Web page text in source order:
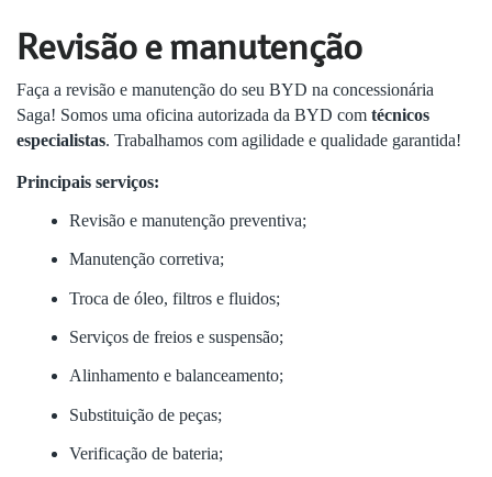
Revisão e manutenção
Faça a revisão e manutenção do seu BYD na concessionária
Saga! Somos uma oficina autorizada da BYD com técnicos
especialistas. Trabalhamos com agilidade e qualidade garantida!
Principais serviços:
Revisão e manutenção preventiva;
Manutenção corretiva;
Troca de óleo, filtros e fluidos;
Serviços de freios e suspensão;
Alinhamento e balanceamento;
Substituição de peças;
Verificação de bateria;